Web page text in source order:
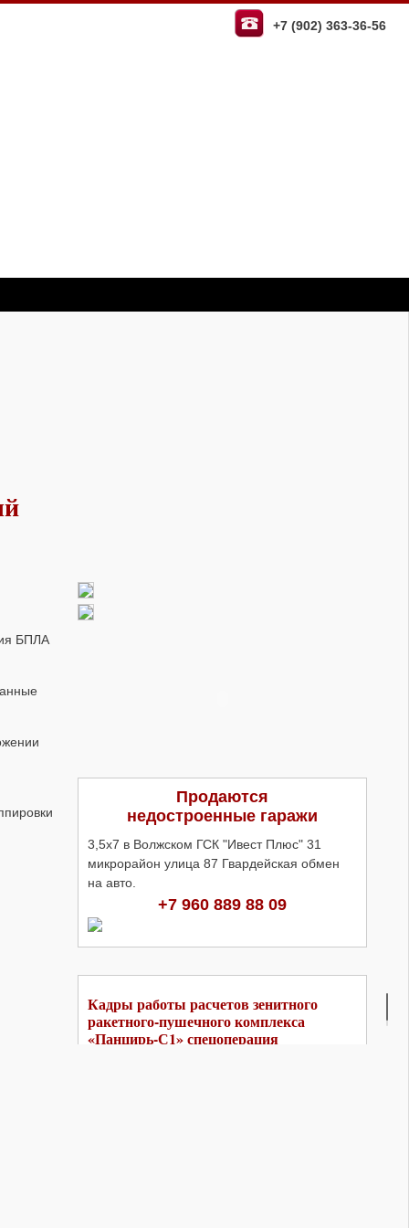
+7 (902) 363-36-56
БПЛА
Продаются
недостроенные гаражи
3,5х7 в Волжском ГСК "Ивест Плюс" 31
микрорайон улица 87 Гвардейская обмен
на авто.
+7 960 889 88 09
Кадры работы расчетов зенитного
ракетного-пушечного комплекса
«Панцирь-С1» спецоперация